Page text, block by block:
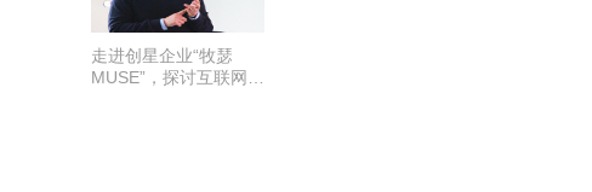
走进创星企业“牧瑟
MUSE”，探讨互联网模